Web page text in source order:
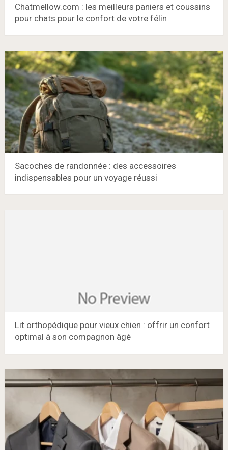
Chatmellow.com : les meilleurs paniers et coussins
pour chats pour le confort de votre félin
Sacoches de randonnée : des accessoires
indispensables pour un voyage réussi
Lit orthopédique pour vieux chien : offrir un confort
optimal à son compagnon âgé